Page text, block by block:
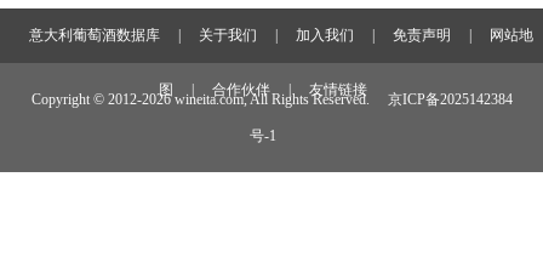
意大利葡萄酒数据库 关于我们 加入我们 免责声明 网站地
图 合作伙伴 友情链接
Copyright © 2012-2026 wineita.com, All Rights Reserved. 京ICP备2025142384
号-1